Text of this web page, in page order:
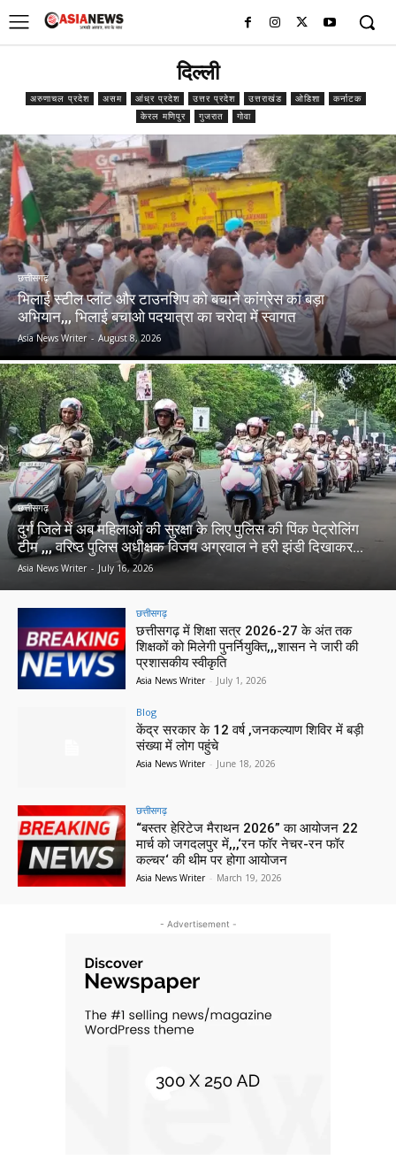
दिल्ली
अरुणाचल प्रदेश असम आंध्र प्रदेश उत्तर प्रदेश उत्तराखंड ओडिशा
कर्नाटक
केरल मणिपुर
गुजरात गोवा
छत्तीसगढ़
भिलाई स्टील प्लांट और टाउनशिप को बचाने कांग्रेस का बड़ा
अभियान,,, भिलाई बचाओ पदयात्रा का चरोदा में स्वागत
Asia News Writer - August 8, 2026
छत्तीसगढ़
दुर्ग जिले में अब महिलाओं की सुरक्षा के लिए पुलिस की पिंक पेट्रोलिंग
टीम ,,, वरिष्ठ पुलिस अधीक्षक विजय अग्रवाल ने हरी झंडी दिखाकर...
Asia News Writer - July 16, 2026
छत्तीसगढ़
छत्तीसगढ़ में शिक्षा सत्र 2026-27 के अंत तक
शिक्षकों को मिलेगी पुनर्नियुक्ति,,,शासन ने जारी की
प्रशासकीय स्वीकृति
Asia News Writer - July 1, 2026
Blog
केंद्र सरकार के 12 वर्ष ,जनकल्याण शिविर में बड़ी
संख्या में लोग पहुंचे
Asia News Writer - June 18, 2026
छत्तीसगढ़
“बस्तर हेरिटेज मैराथन 2026” का आयोजन 22
मार्च को जगदलपुर में,,,‘रन फॉर नेचर-रन फॉर
कल्चर‘ की थीम पर होगा आयोजन
Asia News Writer - March 19, 2026
- Advertisement -